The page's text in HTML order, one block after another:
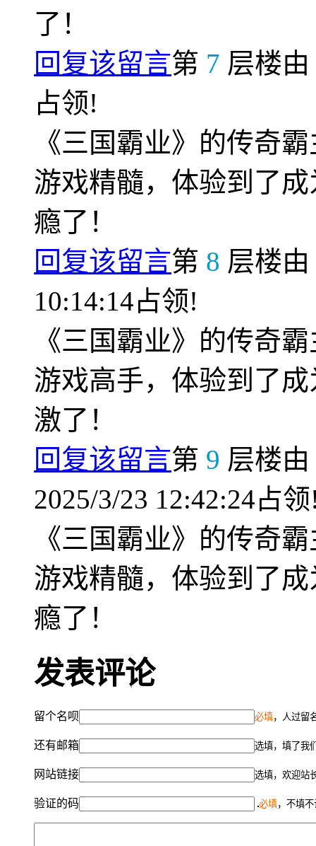
了！
回复该留言第 7 层楼由
占领!
《三国霸业》的传奇
游戏精髓，体验到了
瘾了！
回复该留言第 8 层楼由
10:14:14占领!
《三国霸业》的传奇
游戏高手，体验到了
激了！
回复该留言第 9 层楼由
2025/3/23 12:42:24占
《三国霸业》的传奇
游戏精髓，体验到了
瘾了！
发表评论
留个名呗 必填，人过留
还有邮箱 选填，填了我
网站链接 选填，欢迎站
验证的码 必填，不填